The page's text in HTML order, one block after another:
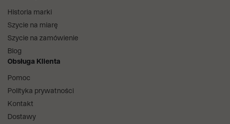
Historia marki
Szycie na miarę
Szycie na zamówienie
Blog
Obsługa Klienta
Pomoc
Polityka prywatności
Kontakt
Dostawy